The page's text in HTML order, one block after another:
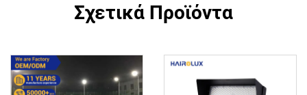
Σχετικά Προϊόντα